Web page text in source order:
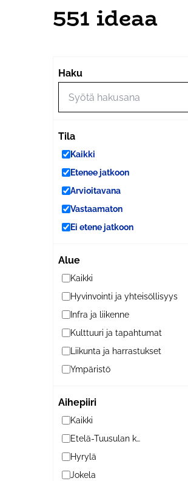
551 ideaa
Haku
Tila
Kaikki
Etenee jatkoon
Arvioitavana
Vastaamaton
Ei etene jatkoon
Alue
Kaikki
Hyvinvointi ja yhteisöllisyys
Infra ja liikenne
Kulttuuri ja tapahtumat
Liikunta ja harrastukset
Ympäristö
Aihepiiri
Kaikki
Etelä-Tuusulan kylät
Hyrylä
Jokela